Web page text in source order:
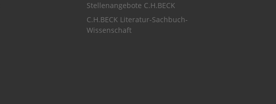
Stellenangebote C.H.BECK
C.H.BECK Literatur-Sachbuch-
Wissenschaft